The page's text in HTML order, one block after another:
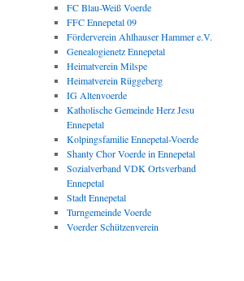
FC Blau-Weiß Voerde
FFC Ennepetal 09
Förderverein Ahlhauser Hammer e.V.
Genealogienetz Ennepetal
Heimatverein Milspe
Heimatverein Rüggeberg
IG Altenvoerde
Katholische Gemeinde Herz Jesu
Ennepetal
Kolpingsfamilie Ennepetal-Voerde
Shanty Chor Voerde in Ennepetal
Sozialverband VDK Ortsverband
Ennepetal
Stadt Ennepetal
Turngemeinde Voerde
Voerder Schützenverein